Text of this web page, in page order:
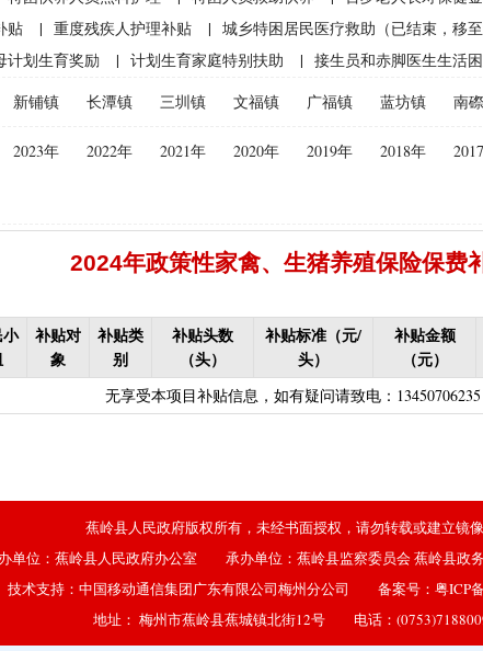
贴 | 重度残疾人护理补贴 | 城乡特困居民医疗救助（已结束，移至
计划生育奖励 | 计划生育家庭特别扶助 | 接生员和赤脚医生生活
资金 | 农村计划生育节育奖励（农村纯生二女结扎户奖励）
农
结束） | 种粮直接补贴（已结束）
渔业捕捞和养殖业油价补
损失补贴
殖保险保费补贴
无害化处理补助 | 政策性能繁母猪保险费补贴 | 屠宰环节病害猪无
经济困难学生生活费补助 | 普通高中国家助学金 | 建档立卡学生
益补偿专项资金 | 生态公益林激励性补助（已结束） |
生态公益
业 | 低保残疾人生活津贴（残联）（已结束，移至民政局）
贴（残联）（已结束，移至民政局） | 南粤扶残助学工程（高等教
保险（2021年1月移交至医疗保障局） | 技能晋升培训补贴 | 灵活
城乡居民医保零星报销（2021年1月移交至医疗保障局）
学金（人社局）（已结束） | 一次性创业资助 | 大中型水库移
保险 | 城乡居民医保零星报销 | 困难群众医疗救助
新铺镇 长潭镇 三圳镇 文福镇 广福镇 蓝坊镇 南
2023年 2022年 2021年 2020年 2019年 2018年
2024年政策性家禽、生猪养殖保险保费
补贴对
象
补贴类
别
补贴头数
（头）
补贴标准（元/
头）
补贴金额
（元）
无享受本项目补贴信息，如有疑问请致电：13450706235
蕉岭县人民政府版权所有，未经书面授权，请勿转载或建立镜像
单位：蕉岭县人民政府办公室 承办单位：蕉岭县监察委员会 蕉岭县政
技术支持：中国移动通信集团广东有限公司梅州分公司 备案号： 粤ICP
地址： 梅州市蕉岭县蕉城镇北街12号 电话：